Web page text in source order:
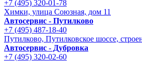
+7 (495) 320-01-78
Химки, улица Союзная, дом 11
Автосервис - Путилково
+7 (495) 487-18-40
Путилково, Путилковское шоссе,
Автосервис - Дубровка
+7 (495) 320-02-60